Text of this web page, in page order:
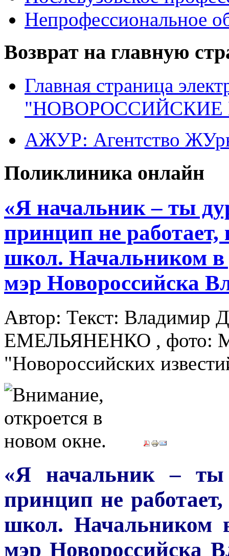
Непрофессиональное
Возврат на главную
Главная страница
"НОВОРОССИЙСКИЕ
АЖУР: Агентство
Поликлиника онлайн
«Я начальник – ты
принцип не работает,
школ. Начальником в
мэр Новороссийска
Автор: Текст:
ЕМЕЛЬЯНЕНКО , фото:
"Новороссийских
«Я начальник – ты
принцип не
школ. Начальником
мэр Новороссийска